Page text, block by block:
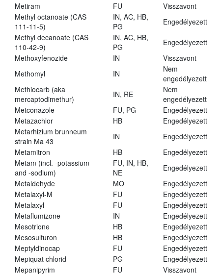
Metiram
FU
Visszavont
Methyl octanoate (CAS
111-11-5)
IN, AC, HB,
PG
Engedélyezett
Methyl decanoate (CAS
110-42-9)
IN, AC, HB,
PG
Engedélyezett
Methoxyfenozide
IN
Visszavont
Methomyl
IN
Nem
engedélyezett
Methiocarb (aka
mercaptodimethur)
IN, RE
Nem
engedélyezett
Metconazole
FU, PG
Engedélyezett
Metazachlor
HB
Engedélyezett
Metarhizium brunneum
strain Ma 43
IN
Engedélyezett
Metamitron
HB
Engedélyezett
Metam (incl. -potassium
and -sodium)
FU, IN, HB,
NE
Engedélyezett
Metaldehyde
MO
Engedélyezett
Metalaxyl-M
FU
Engedélyezett
Metalaxyl
FU
Engedélyezett
Metaflumizone
IN
Engedélyezett
Mesotrione
HB
Engedélyezett
Mesosulfuron
HB
Engedélyezett
Meptyldinocap
FU
Engedélyezett
Mepiquat chlorid
PG
Engedélyezett
Mepanipyrim
FU
Visszavont